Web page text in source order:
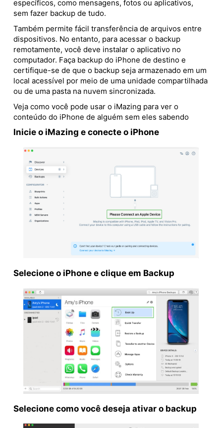
específicos, como mensagens, fotos ou aplicativos,
sem fazer backup de tudo.
Também permite fácil transferência de arquivos entre
dispositivos. No entanto, para acessar o backup
remotamente, você deve instalar o aplicativo no
computador. Faça backup do iPhone de destino e
certifique-se de que o backup seja armazenado em um
local acessível por meio de uma unidade compartilhada
ou de uma pasta na nuvem sincronizada.
Veja como você pode usar o iMazing para ver o
conteúdo do iPhone de alguém sem eles sabendo
Inicie o iMazing e conecte o iPhone
Selecione o iPhone e clique em Backup
Selecione como você deseja ativar o backup